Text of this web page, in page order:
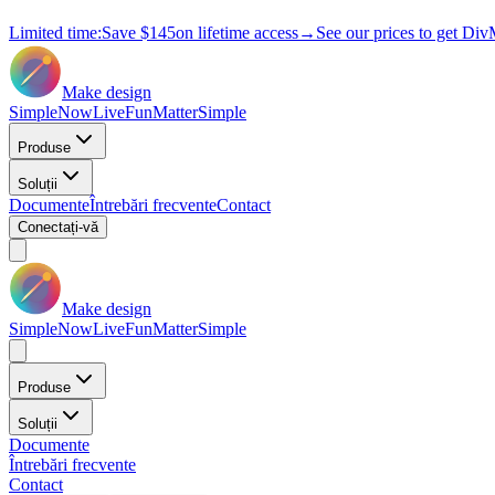
Limited time:Save $145on lifetime access→ See our prices to get
Make design
SimpleNowLiveFunMatterSimple
Produse
Soluții
DocumenteÎntrebări frecventeContact
Conectați-vă
Make design
SimpleNowLiveFunMatterSimple
Produse
Soluții
Documente
Întrebări frecvente
Contact